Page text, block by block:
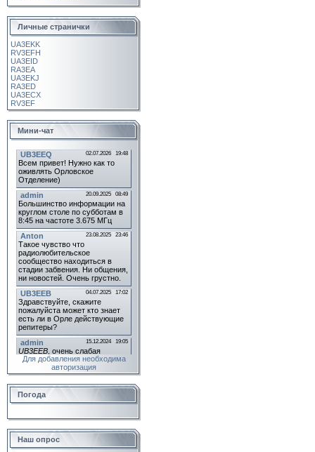
Личные странички
UA3EKK
RV3EFH
UA3EID
RA3EA
UA3EKJ
RA3ED
UA3ECX
RV3EF
Мини-чат
Для добавления необходима
авторизация
Погода
Наш опрос